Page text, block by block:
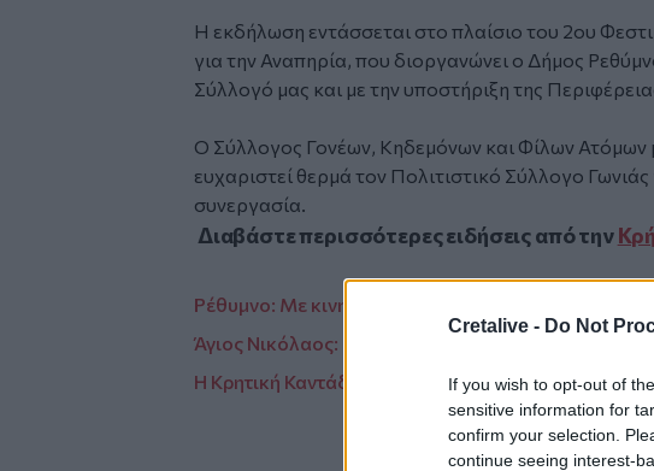
Cretalive - Do Not
If you wish to opt-out of
sensitive information for
confirm your selection.
continue seeing interest-
Η εκδήλωση εντάσσεται στο πλαίσιο του 2ου
για την Αναπηρία, που διοργανώνει ο Δήμος
Σύλλογό μας και με την υποστήριξη της
Ο Σύλλογος Γονέων, Κηδεμόνων και Φίλων Ατόμων
ευχαριστεί θερμά τον Πολιτιστικό Σύλλογο Γωνιάς
συνεργασία.
Διαβάστε περισσότερες ειδήσεις από την
Ρέθυμνο: Με κινηματογραφικές προβολές
Άγιος Νικόλαος: Προβολές ταινιών στο
Η Κρητική Καντάδα... αναβιώνει στις Πατσίδες!